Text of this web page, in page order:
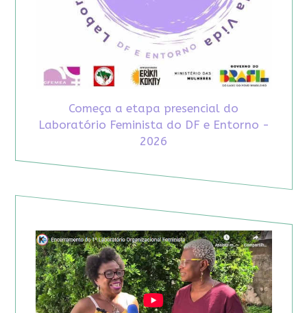
Começa a etapa presencial do
Laboratório Feminista do DF e Entorno -
2026